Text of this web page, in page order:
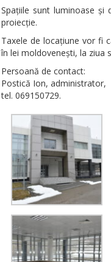
Spațiile sunt luminoase și
proiecție.
Taxele de locațiune vor fi
în lei moldovenești, la ziua
Persoană de contact:
Postică Ion, administrator,
tel. 069150729.